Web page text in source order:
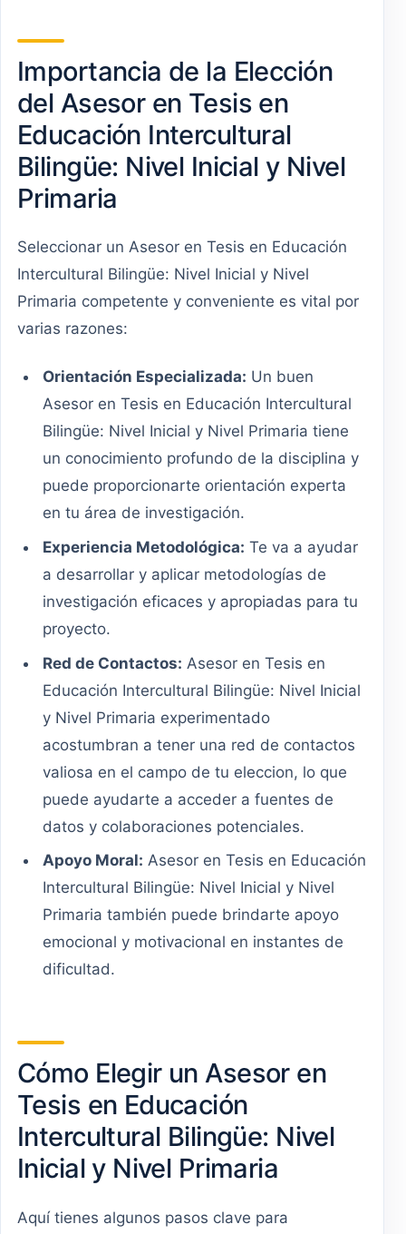
Importancia de la Elección
del Asesor en Tesis en
Educación Intercultural
Bilingüe: Nivel Inicial y Nivel
Primaria
Seleccionar un Asesor en Tesis en Educación
Intercultural Bilingüe: Nivel Inicial y Nivel
Primaria competente y conveniente es vital por
varias razones:
Orientación Especializada: Un buen
Asesor en Tesis en Educación Intercultural
Bilingüe: Nivel Inicial y Nivel Primaria tiene
un conocimiento profundo de la disciplina y
puede proporcionarte orientación experta
en tu área de investigación.
Experiencia Metodológica: Te va a ayudar
a desarrollar y aplicar metodologías de
investigación eficaces y apropiadas para tu
proyecto.
Red de Contactos: Asesor en Tesis en
Educación Intercultural Bilingüe: Nivel Inicial
y Nivel Primaria experimentado
acostumbran a tener una red de contactos
valiosa en el campo de tu eleccion, lo que
puede ayudarte a acceder a fuentes de
datos y colaboraciones potenciales.
Apoyo Moral: Asesor en Tesis en Educación
Intercultural Bilingüe: Nivel Inicial y Nivel
Primaria también puede brindarte apoyo
emocional y motivacional en instantes de
dificultad.
Cómo Elegir un Asesor en
Tesis en Educación
Intercultural Bilingüe: Nivel
Inicial y Nivel Primaria
Aquí tienes algunos pasos clave para